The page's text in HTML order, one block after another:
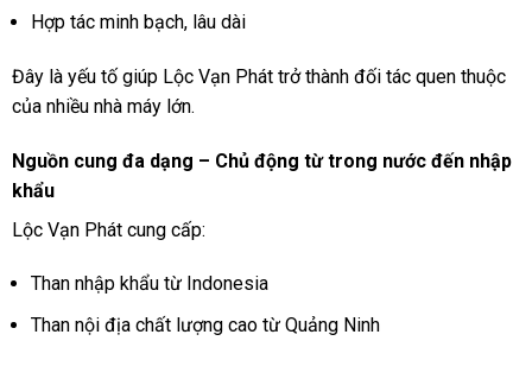
Hợp tác minh bạch, lâu dài
Đây là yếu tố giúp Lộc Vạn Phát trở thành đối tác quen thuộc
của nhiều nhà máy lớn.
Nguồn cung đa dạng – Chủ động từ trong nước đến nhập
khẩu
Lộc Vạn Phát cung cấp:
Than nhập khẩu từ Indonesia
Than nội địa chất lượng cao từ Quảng Ninh